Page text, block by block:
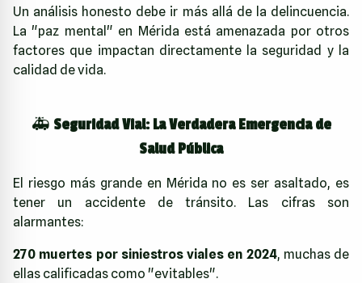
Un análisis honesto debe ir más allá de la delincuencia.
La "paz mental" en Mérida está amenazada por otros
factores que impactan directamente la seguridad y la
calidad de vida.
🚑 Seguridad Vial: La Verdadera Emergencia de
Salud Pública
El riesgo más grande en Mérida no es ser asaltado, es
tener un accidente de tránsito. Las cifras son
alarmantes:
270 muertes por siniestros viales en 2024, muchas de
ellas calificadas como "evitables".